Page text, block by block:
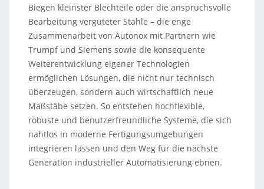
Biegen kleinster Blechteile oder die anspruchsvolle
Bearbeitung vergüteter Stähle – die enge
Zusammenarbeit von Autonox mit Partnern wie
Trumpf und Siemens sowie die konsequente
Weiterentwicklung eigener Technologien
ermöglichen Lösungen, die nicht nur technisch
überzeugen, sondern auch wirtschaftlich neue
Maßstäbe setzen. So entstehen hochflexible,
robuste und benutzerfreundliche Systeme, die sich
nahtlos in moderne Fertigungsumgebungen
integrieren lassen und den Weg für die nächste
Generation industrieller Automatisierung ebnen.